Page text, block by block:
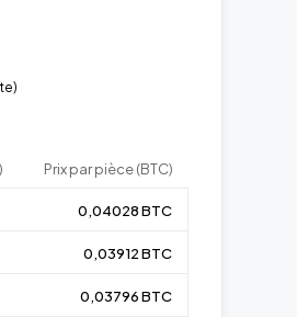
Prix par pièce (BTC)
0,04028 BTC
0,03912 BTC
0,03796 BTC